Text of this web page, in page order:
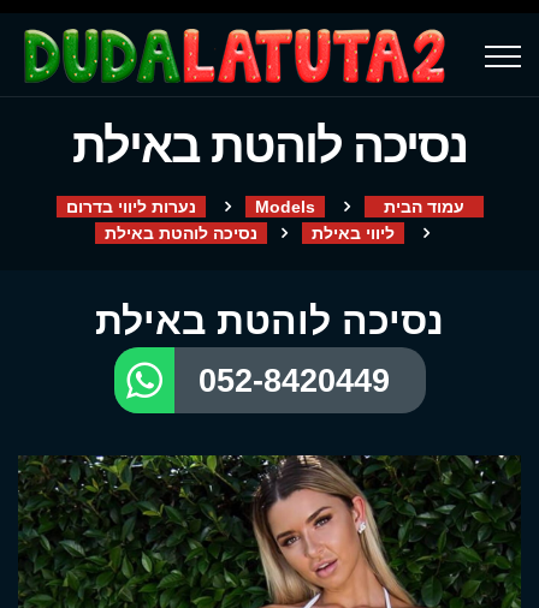
נסיכה לוהטת באילת
עמוד הבית Models
נערות ליווי בדרום
ליווי באילת
נסיכה לוהטת באילת
נסיכה לוהטת באילת
052-8420449